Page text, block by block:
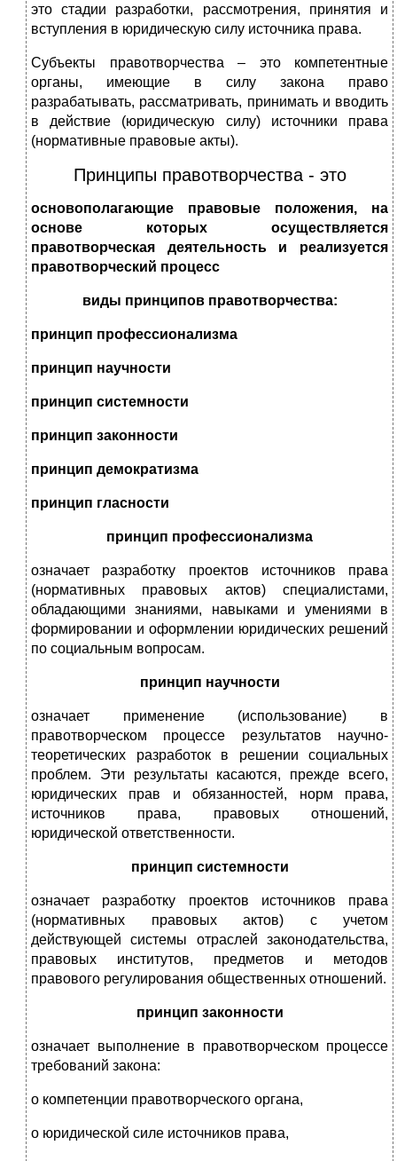
это стадии разработки, рассмотрения, принятия и
вступления в юридическую силу источника права.
Субъекты правотворчества – это компетентные
органы, имеющие в силу закона право
разрабатывать, рассматривать, принимать и вводить
в действие (юридическую силу) источники права
(нормативные правовые акты).
Принципы правотворчества - это
основополагающие правовые положения, на
основе которых осуществляется
правотворческая деятельность и реализуется
правотворческий процесс
виды принципов правотворчества:
принцип профессионализма
принцип научности
принцип системности
принцип законности
принцип демократизма
принцип гласности
принцип профессионализма
означает разработку проектов источников права
(нормативных правовых актов) специалистами,
обладающими знаниями, навыками и умениями в
формировании и оформлении юридических решений
по социальным вопросам.
принцип научности
означает применение (использование) в
правотворческом процессе результатов научно-
теоретических разработок в решении социальных
проблем. Эти результаты касаются, прежде всего,
юридических прав и обязанностей, норм права,
источников права, правовых отношений,
юридической ответственности.
принцип системности
означает разработку проектов источников права
(нормативных правовых актов) с учетом
действующей системы отраслей законодательства,
правовых институтов, предметов и методов
правового регулирования общественных отношений.
принцип законности
означает выполнение в правотворческом процессе
требований закона:
о компетенции правотворческого органа,
о юридической силе источников права,